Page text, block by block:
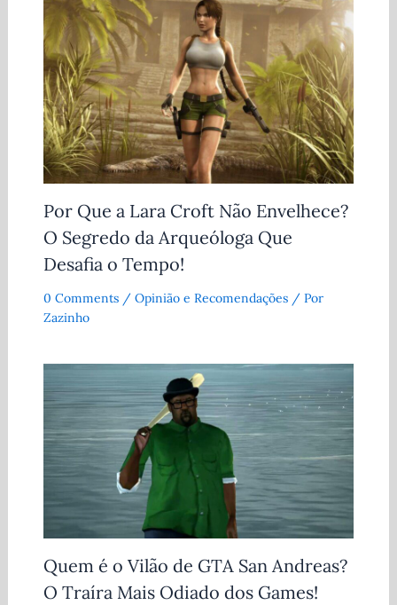
Por Que a Lara Croft Não Envelhece?
O Segredo da Arqueóloga Que
Desafia o Tempo!
0 Comments / Opinião e Recomendações/ Por
Zazinho
Quem é o Vilão de GTA San Andreas?
O Traíra Mais Odiado dos Games!